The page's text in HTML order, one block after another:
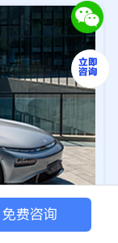
免费咨询